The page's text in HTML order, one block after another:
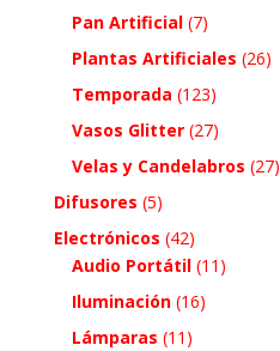
Pan Artificial (7)
Plantas Artificiales (26)
Temporada (123)
Vasos Glitter (27)
Velas y Candelabros (27)
Difusores (5)
Electrónicos (42)
Audio Portátil (11)
Iluminación (16)
Lámparas (11)